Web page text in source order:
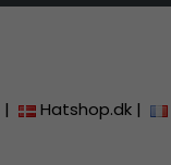
| Hatshop.dk |